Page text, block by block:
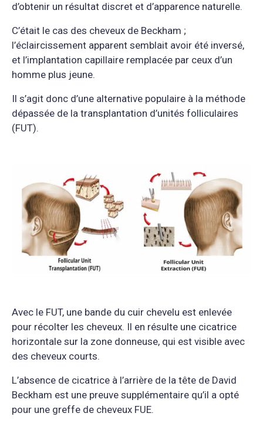
d’obtenir un résultat discret et d’apparence naturelle.
C’était le cas des cheveux de Beckham ;
l’éclaircissement apparent semblait avoir été inversé,
et l’implantation capillaire remplacée par ceux d’un
homme plus jeune.
Il s’agit donc d’une alternative populaire à la méthode
dépassée de la transplantation d’unités folliculaires
(FUT).
Avec le FUT, une bande du cuir chevelu est enlevée
pour récolter les cheveux. Il en résulte une cicatrice
horizontale sur la zone donneuse, qui est visible avec
des cheveux courts.
L’absence de cicatrice à l’arrière de la tête de David
Beckham est une preuve supplémentaire qu’il a opté
pour une greffe de cheveux FUE.